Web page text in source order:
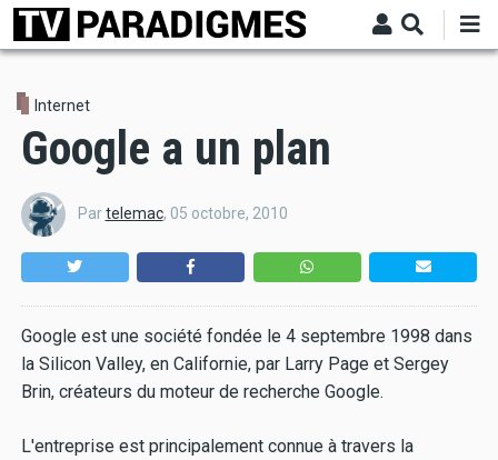
Aller
contenu
Internet
Google a un plan
Partelemac, 05 octobre, 2010
Google est une société fondée le 4 septembre 1998 dans
la Silicon Valley, en Californie, par Larry Page et Sergey
Brin, créateurs du moteur de recherche Google.
L'entreprise est principalement connue à travers la